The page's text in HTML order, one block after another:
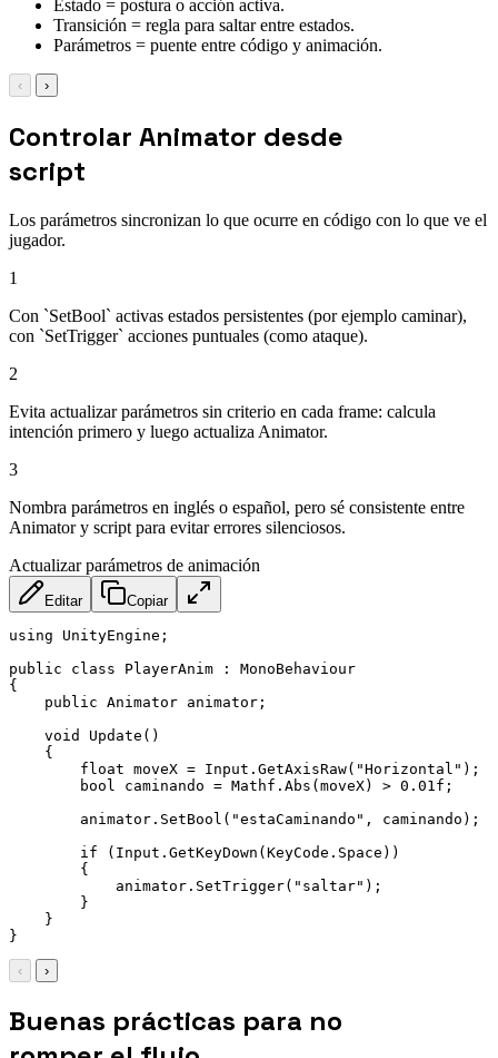
Estado = postura o acción activa.
Transición = regla para saltar entre estados.
Parámetros = puente entre código y animación.
‹ ›
Controlar Animator desde
script
Los parámetros sincronizan lo que ocurre en código con lo que ve el
jugador.
1
Con `SetBool` activas estados persistentes (por ejemplo caminar),
con `SetTrigger` acciones puntuales (como ataque).
2
Evita actualizar parámetros sin criterio en cada frame: calcula
intención primero y luego actualiza Animator.
3
Nombra parámetros en inglés o español, pero sé consistente entre
Animator y script para evitar errores silenciosos.
Actualizar parámetros de animación
Editar Copiar
using UnityEngine;
public class PlayerAnim : MonoBehaviour
{
    public Animator animator;
    void Update()
    {
        float moveX = Input.GetAxisRaw("Horizontal");
        bool caminando = Mathf.Abs(moveX) > 0.01f;
        animator.SetBool("estaCaminando", caminando);
        if (Input.GetKeyDown(KeyCode.Space))
        {
            animator.SetTrigger("saltar");
        }
    }
‹ ›
Buenas prácticas para no